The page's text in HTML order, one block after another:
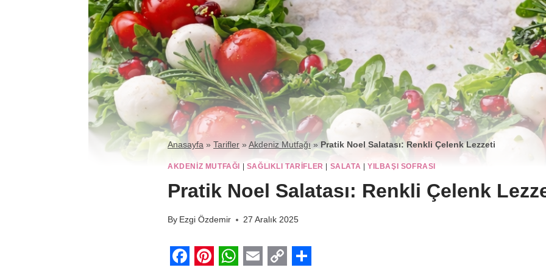
Anasayfa » Tarifler » Akdeniz Mutfağı » Pratik Noel Salatası: Renkli Çelenk Lezzeti
AKDENIZ MUTFAĞI | SAĞLIKLI TARIFLER | SALATA |YILBAŞI SOFRASI
Pratik Noel Salatası: Renkli Çelenk
By Ezgi Özdemir 27 Aralık 2025